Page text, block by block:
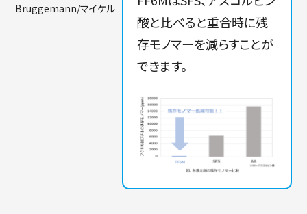
Bruggemann/マイケル
酸と比べると重合時に残
存モノマーを減らすことが
できます。